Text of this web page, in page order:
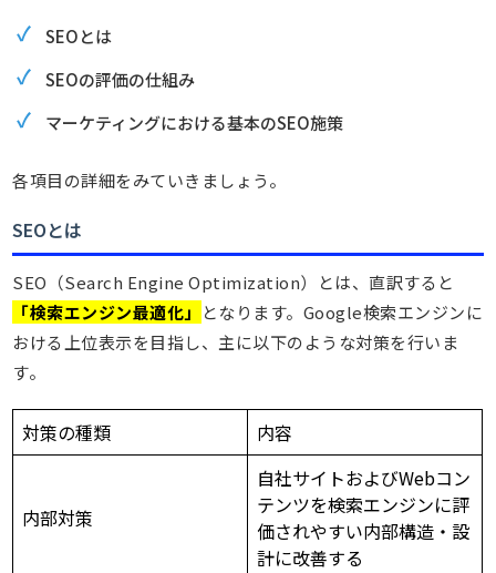
SEOとは
SEOの評価の仕組み
マーケティングにおける基本のSEO施策
各項目の詳細をみていきましょう。
SEOとは
SEO（Search Engine Optimization）とは、直訳すると
「検索エンジン最適化」
となります。Google検索エンジンに
おける上位表示を目指し、主に以下のような対策を行いま
す。
対策の種類 内容
内部対策
自社サイトおよびWebコン
テンツを検索エンジンに評
価されやすい内部構造・設
計に改善する